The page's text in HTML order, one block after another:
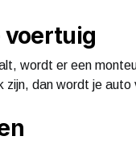
voertuig
wordt er een
zijn, dan wordt je